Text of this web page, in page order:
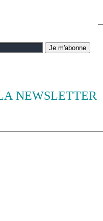
NEWSLETTER
Je m'abonne